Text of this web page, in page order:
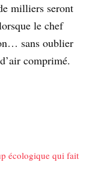
milliers seront
le chef
sans oublier
comprimé.
écologique qui fait